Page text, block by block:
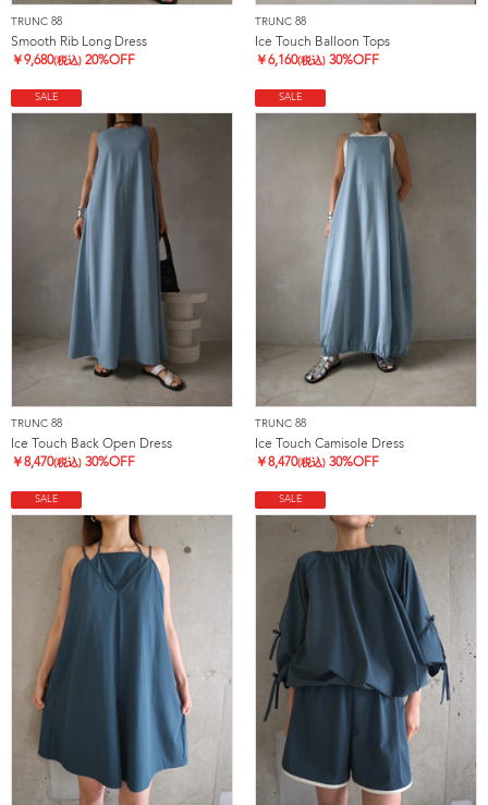
TRUNC 88
Smooth Rib Long Dress
￥9,680(税込) 20%OFF
TRUNC 88
Ice Touch Balloon Tops
￥6,160(税込) 30%OFF
SALE
TRUNC 88
Ice Touch Back Open Dress
￥8,470(税込) 30%OFF
SALE
TRUNC 88
Ice Touch Camisole Dress
￥8,470(税込) 30%OFF
SALE SALE